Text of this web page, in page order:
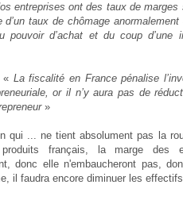
entreprises ont des taux de
d’un taux de chômage
pouvoir d’achat et du coup d’une
« La fiscalité en France pénalise
or il n’y aura pas de
»
qui ... ne tient absolument pas la
français, la marge des
donc elle n'embaucheront pas,
il faudra encore diminuer les